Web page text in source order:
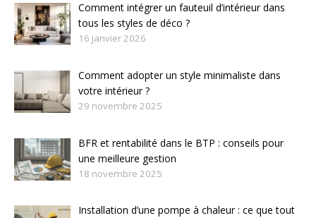
Comment intégrer un fauteuil d’intérieur dans
tous les styles de déco ?
16 janvier 2026
Comment adopter un style minimaliste dans
votre intérieur ?
29 novembre 2025
BFR et rentabilité dans le BTP : conseils pour
une meilleure gestion
18 novembre 2025
Installation d’une pompe à chaleur : ce que tout